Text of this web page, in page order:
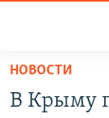
Вернуться
основному
НОВОСТИ
В Крыму